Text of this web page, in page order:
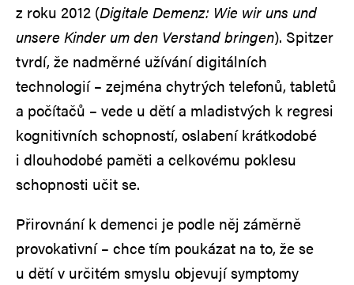
z roku 2012 (Digitale Demenz: Wie wir uns und
unsere Kinder um den Verstand bringen). Spitzer
tvrdí, že nadměrné užívání digitálních
technologií – zejména chytrých telefonů, tabletů
a počítačů – vede u dětí a mladistvých k regresi
kognitivních schopností, oslabení krátkodobé
i dlouhodobé paměti a celkovému poklesu
schopnosti učit se.
Přirovnání k demenci je podle něj záměrně
provokativní – chce tím poukázat na to, že se
u dětí v určitém smyslu objevují symptomy